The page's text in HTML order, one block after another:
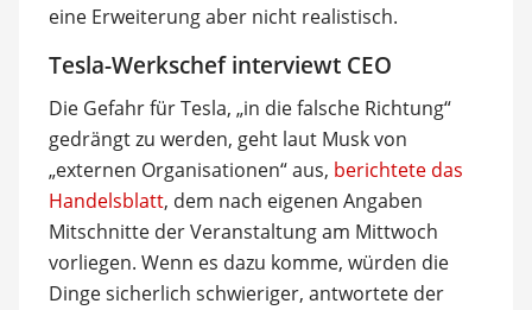
eine Erweiterung aber nicht realistisch.
Tesla-Werkschef interviewt CEO
Die Gefahr für Tesla, „in die falsche Richtung“
gedrängt zu werden, geht laut Musk von
„externen Organisationen“ aus, berichtete das
Handelsblatt, dem nach eigenen Angaben
Mitschnitte der Veranstaltung am Mittwoch
vorliegen. Wenn es dazu komme, würden die
Dinge sicherlich schwieriger, antwortete der